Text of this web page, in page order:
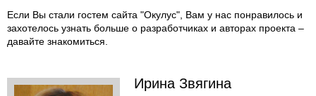
Если Вы стали гостем сайта "Окулус", Вам у нас понравилось и
захотелось узнать больше о разработчиках и авторах проекта –
давайте знакомиться.
Ирина Звягина